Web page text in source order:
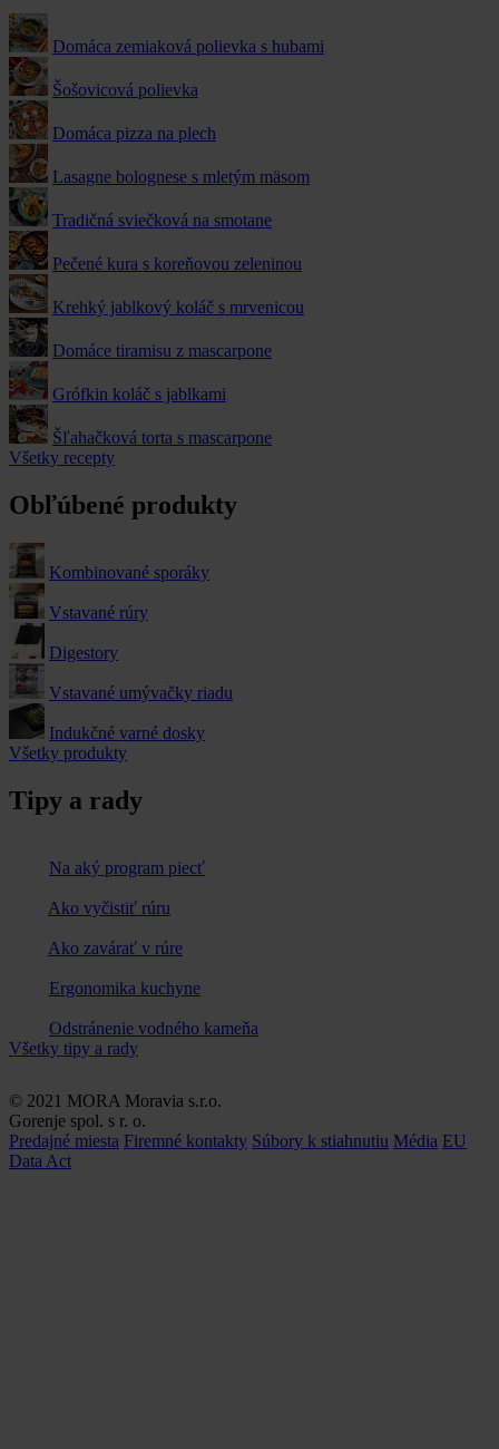
Domáca zemiaková polievka s hubami
Šošovicová polievka
Domáca pizza na plech
Lasagne bolognese s mletým mäsom
Tradičná sviečková na smotane
Pečené kura s koreňovou zeleninou
Krehký jablkový koláč s mrvenicou
Domáce tiramisu z mascarpone
Grófkin koláč s jablkami
Šľahačková torta s mascarpone
Všetky recepty
Obľúbené produkty
Kombinované sporáky
Vstavané rúry
Digestory
Vstavané umývačky riadu
Indukčné varné dosky
Všetky produkty
Tipy a rady
Na aký program piecť
Ako vyčistiť rúru
Ako zavárať v rúre
Ergonomika kuchyne
Odstránenie vodného kameňa
Všetky tipy a rady
© 2021 MORA Moravia s.r.o.
Gorenje spol. s r. o.
Predajné miesta Firemné kontakty Súbory k stiahnutiu Média EU
Data Act